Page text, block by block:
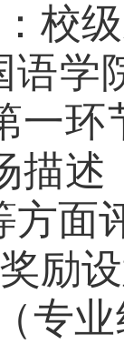
校
语学
一环
描述
方面
励
（专